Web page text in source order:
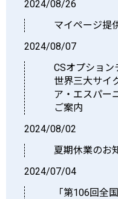
2024/08/26
マイページ提
2024/08/07
CSオプション
世界三大サイ
ア・エスパー
ご案内
2024/08/02
夏期休業のお
2024/07/04
「第106回全